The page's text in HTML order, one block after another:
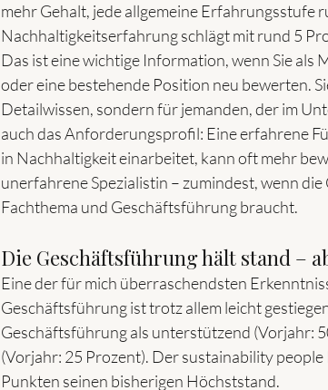
mehr Gehalt, jede allgemeine Erfahrungsstufe
Nachhaltigkeitserfahrung schlägt mit rund 5
Das ist eine wichtige Information, wenn Sie
oder eine bestehende Position neu bewerten.
Detailwissen, sondern für jemanden, der im
auch das Anforderungsprofil: Eine erfahrene
in Nachhaltigkeit einarbeitet, kann oft mehr
unerfahrene Spezialistin – zumindest, wenn
Fachthema und Geschäftsführung braucht.
Die Geschäftsführung hält stand –
Eine der für mich überraschendsten
Geschäftsführung ist trotz allem leicht
Geschäftsführung als unterstützend (Vorjahr:
(Vorjahr: 25 Prozent). Der sustainability
Punkten seinen bisherigen Höchststand.